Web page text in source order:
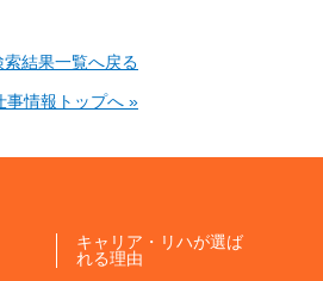
索結果一覧へ戻る
事情報トップへ »
キャリア・リハが選ば
れる理由